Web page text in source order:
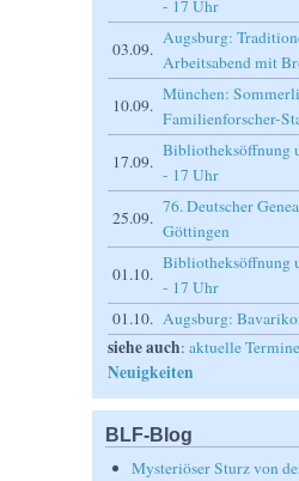
- 17 Uhr
03.09.
Augsburg:
Arbeitsabend mit
10.09.
München:
Familienforscher-
17.09.
Bibliotheksöffnung
- 17 Uhr
25.09.
76. Deutscher
Göttingen
01.10.
Bibliotheksöffnung
- 17 Uhr
01.10. Augsburg:
siehe auch:aktuelle Termine
Neuigkeiten
BLF-Blog
Mysteriöser Sturz von